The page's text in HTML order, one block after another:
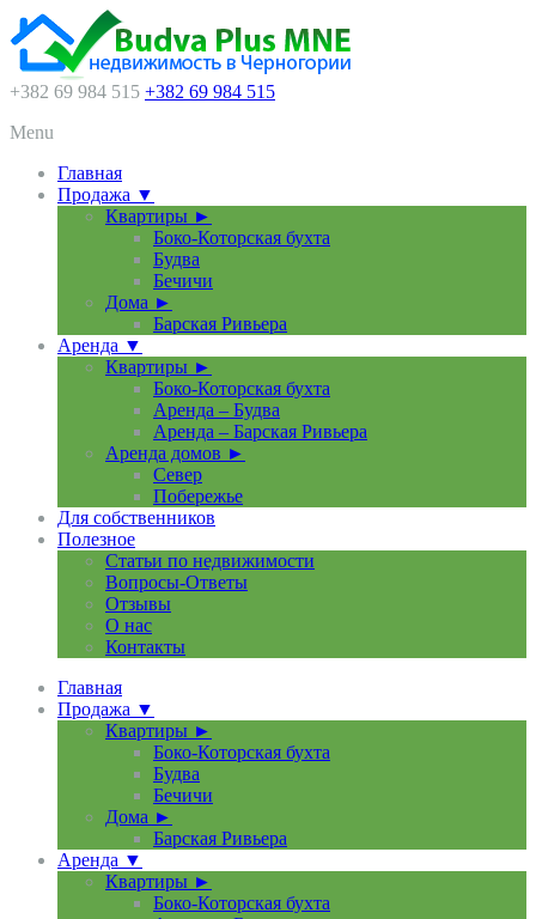
+382 69 984 515 +382 69 984 515
Menu
Главная
Продажа ▼
Квартиры ►
Боко-Которская бухта
Будва
Бечичи
Дома ►
Барская Ривьера
Аренда ▼
Квартиры ►
Боко-Которская бухта
Аренда – Будва
Аренда – Барская Ривьера
Аренда домов ►
Север
Побережье
Для собственников
Полезное
Статьи по недвижимости
Вопросы-Ответы
Отзывы
О нас
Контакты
Главная
Продажа ▼
Квартиры ►
Боко-Которская бухта
Будва
Бечичи
Дома ►
Барская Ривьера
Аренда ▼
Квартиры ►
Боко-Которская бухта